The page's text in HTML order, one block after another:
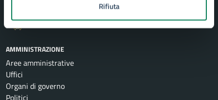
Rifiuta
Comune di Siracusa
AMMINISTRAZIONE
Aree amministrative
Uffici
Organi di governo